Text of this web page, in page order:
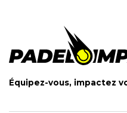
Équipez-vous, impactez